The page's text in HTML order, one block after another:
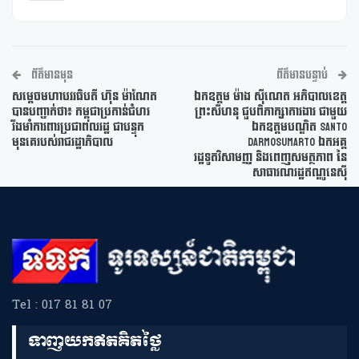
ព័ត៌មានមុន
សម្ដេចមហាបវរធិបតី ហ៊ុន ម៉ាណែត
បានបញ្ចាក់ថា៖ កម្ពុជាប្រកាន់ជំហរ
រឹងមាំការពារប្រជាពលរដ្ឋ ជា​បន្ទុក
មុនគេរបស់រាជរដ្ឋាភិបាល
ព័ត៌មានបន្ទាប់
ឯកឧត្តម ម៉ាង ស៊ីណេត អភិបាលខេត្ត
ព្រះសីហនុ ជួបពិភាក្សាការងារ ជាមួយ
ឯកឧត្តមបណ្ឌិត Santo
Darmosumarto ឯកអគ្គ
រដ្ឋទូតវិសាមញ្ញ និងពេញសមត្ថភាព នៃ
សាធារណរដ្ឋឥណ្ឌូនេស៊ី
Tel : 017 81 81 07
ទាញយកឥតគិតថ្លៃ